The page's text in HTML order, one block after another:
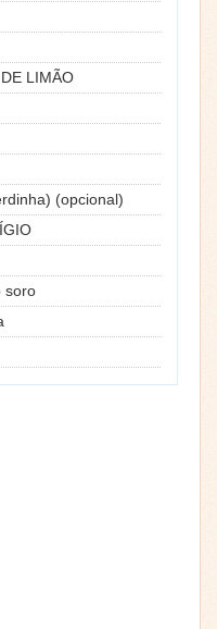
LIMÃO
(opcional)
soro